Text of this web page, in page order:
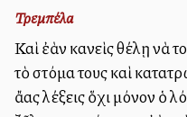
Τρεμπέλα
Καὶ ἐὰν κανεὶς θέλῃ νὰ
τὸ στόμα τους καὶ
ἄλλας λέξεις ὅχι μόνον ὁ